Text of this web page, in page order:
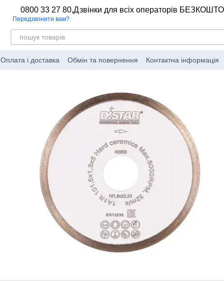
0800 33 27 80,Дзвінки для всіх операторів
Передзвонити вам?
Оплата і доставка Обмін та повернення Контактна інформація